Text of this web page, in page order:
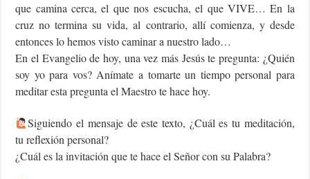
que camina cerca, el que nos escucha, el que VIVE… En la
cruz no termina su vida, al contrario, allí comienza, y desde
entonces lo hemos visto caminar a nuestro lado…
En el Evangelio de hoy, una vez más Jesús te pregunta: ¿Quién
soy yo para vos? Anímate a tomarte un tiempo personal para
meditar esta pregunta el Maestro te hace hoy.
Siguiendo el mensaje de este texto, ¿Cuál es tu meditación,
tu reflexión personal?
¿Cuál es la invitación que te hace el Señor con su Palabra?